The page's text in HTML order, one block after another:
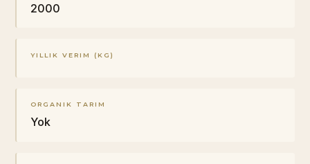
2000
YILLIK VERIM (KG)
ORGANIK TARIM
Yok